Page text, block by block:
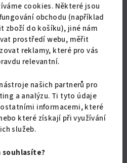
cookies. Některé jsou
obchodu (například
zboží do košíku), jiné nám
prostředí webu, měřit
reklamy, které pro vás
relevantní.
našich partnerů pro
a analýzu. Ti tyto údaje
informacemi, které
které získají při využívání
služeb.
souhlasíte?
°C
100 °C
+/- 0,03 mm
obalu: 1,4 kg.
Filament ABS
1.5 kg
8594207954560